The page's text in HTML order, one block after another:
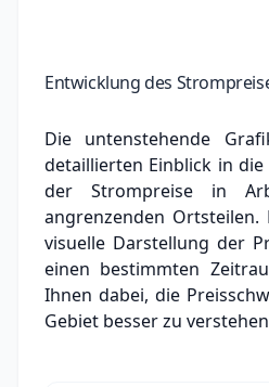
Entwicklung des
Die untenstehende
detaillierten Einblick in
der Strompreise in
angrenzenden
visuelle Darstellung der
einen bestimmten
Ihnen dabei, die
Gebiet besser zu